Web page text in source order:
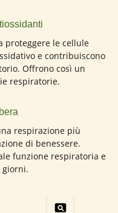
proteggere le cellule
e contribuiscono
Offrono così un
respiratorie.
respirazione più
di benessere.
funzione respiratoria e